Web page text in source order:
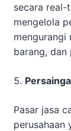
secara real-
mengelola
mengurangi
barang, dan
Pasar jasa
perusahaan